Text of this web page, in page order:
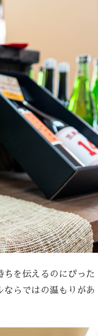
を伝えるのにぴった
ならではの温もりがあ